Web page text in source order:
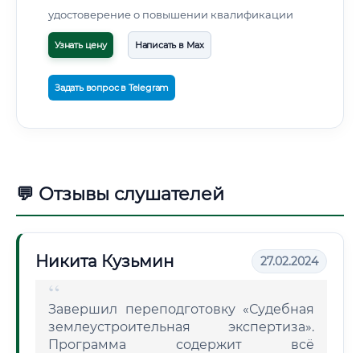
удостоверение о повышении квалификации
Узнать цену Написать в Max
Задать вопрос в Telegram
💬 Отзывы слушателей
Никита Кузьмин 27.02.2024
Завершил переподготовку «Судебная
землеустроительная экспертиза».
Программа содержит всё